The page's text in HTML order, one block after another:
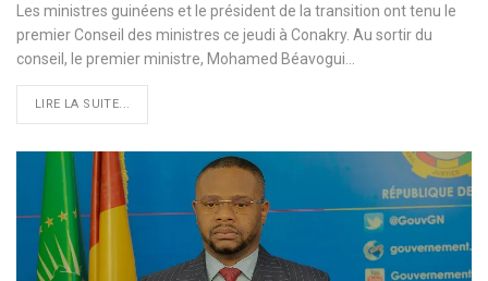
Les ministres guinéens et le président de la transition ont tenu le
premier Conseil des ministres ce jeudi à Conakry. Au sortir du
conseil, le premier ministre, Mohamed Béavogui…
LIRE LA SUITE...